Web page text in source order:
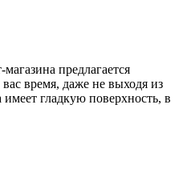
предлагается
время, даже не выходя из
гладкую поверхность, в